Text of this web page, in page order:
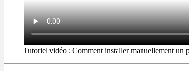
Tutoriel vidéo : Comment installer manuellement un